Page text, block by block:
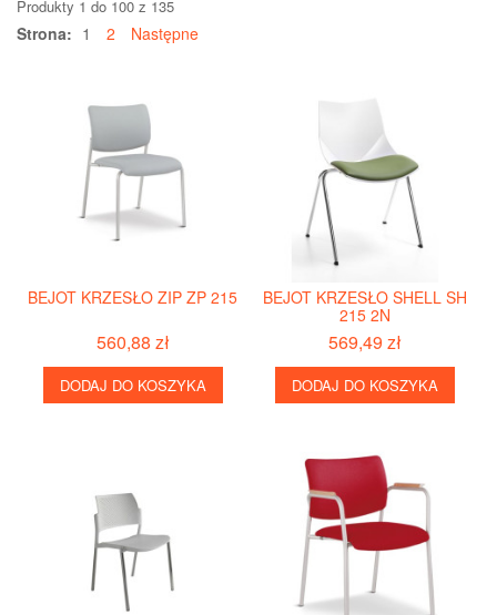
Produkty 1 do 100 z 135
Strona: 1 2 Następne
BEJOT KRZESŁO ZIP ZP 215
560,88 zł
DODAJ DO KOSZYKA
BEJOT KRZESŁO SHELL SH
215 2N
569,49 zł
DODAJ DO KOSZYKA